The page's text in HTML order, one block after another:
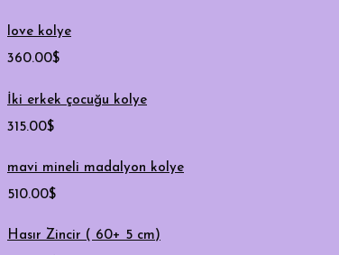
love kolye
360.00$
İki erkek çocuğu kolye
315.00$
mavi mineli madalyon kolye
510.00$
Hasır Zincir ( 60+ 5 cm)